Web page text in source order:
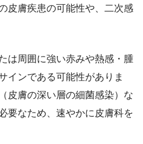
皮膚疾患の可能性や、二次感
は周囲に強い赤みや熱感・腫
インである可能性がありま
皮膚の深い層の細菌感染）な
要なため、速やかに皮膚科を